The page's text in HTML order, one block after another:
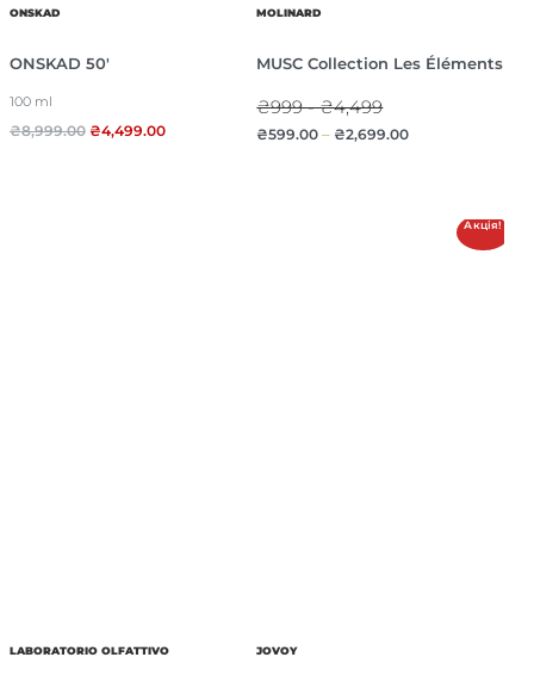
ONSKAD
ONSKAD 50′
100 ml
₴8,999.00 ₴4,499.00
MOLINARD
MUSC Collection Les Éléments
₴999 - ₴4,499
₴599.00 – ₴2,699.00
LABORATORIO OLFATTIVO
Акція!
JOVOY